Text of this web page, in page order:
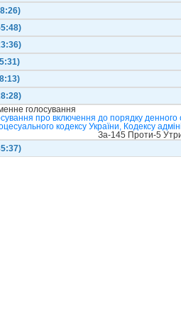
голосування
про включення до порядку денного
кодексу України, Кодексу
За-145 Проти-5